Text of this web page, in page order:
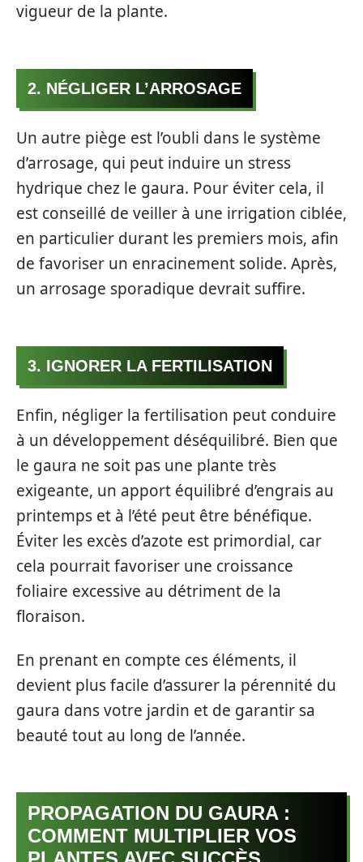
vigueur de la plante.
2. NÉGLIGER L’ARROSAGE
Un autre piège est l’oubli dans le système
d’arrosage, qui peut induire un stress
hydrique chez le gaura. Pour éviter cela, il
est conseillé de veiller à une irrigation ciblée,
en particulier durant les premiers mois, afin
de favoriser un enracinement solide. Après,
un arrosage sporadique devrait suffire.
3. IGNORER LA FERTILISATION
Enfin, négliger la fertilisation peut conduire
à un développement déséquilibré. Bien que
le gaura ne soit pas une plante très
exigeante, un apport équilibré d’engrais au
printemps et à l’été peut être bénéfique.
Éviter les excès d’azote est primordial, car
cela pourrait favoriser une croissance
foliaire excessive au détriment de la
floraison.
En prenant en compte ces éléments, il
devient plus facile d’assurer la pérennité du
gaura dans votre jardin et de garantir sa
beauté tout au long de l’année.
PROPAGATION DU GAURA :
COMMENT MULTIPLIER VOS